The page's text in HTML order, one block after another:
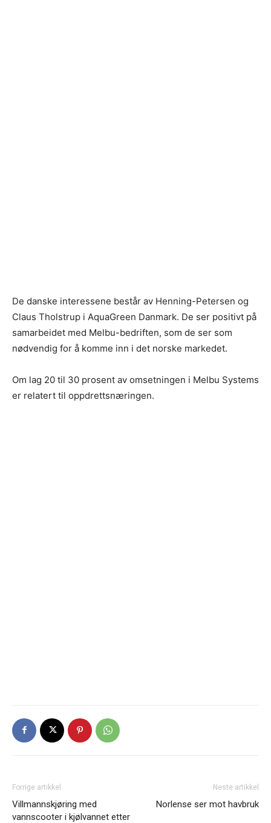
De danske interessene består av Henning-Petersen og
Claus Tholstrup i AquaGreen Danmark. De ser positivt på
samarbeidet med Melbu-bedriften, som de ser som
nødvendig for å komme inn i det norske markedet.
Om lag 20 til 30 prosent av omsetningen i Melbu Systems
er relatert til oppdrettsnæringen.
Forrige artikkel
Villmannskjøring med
vannscooter i kjølvannet etter
Neste artikkel
Norlense ser mot havbruk